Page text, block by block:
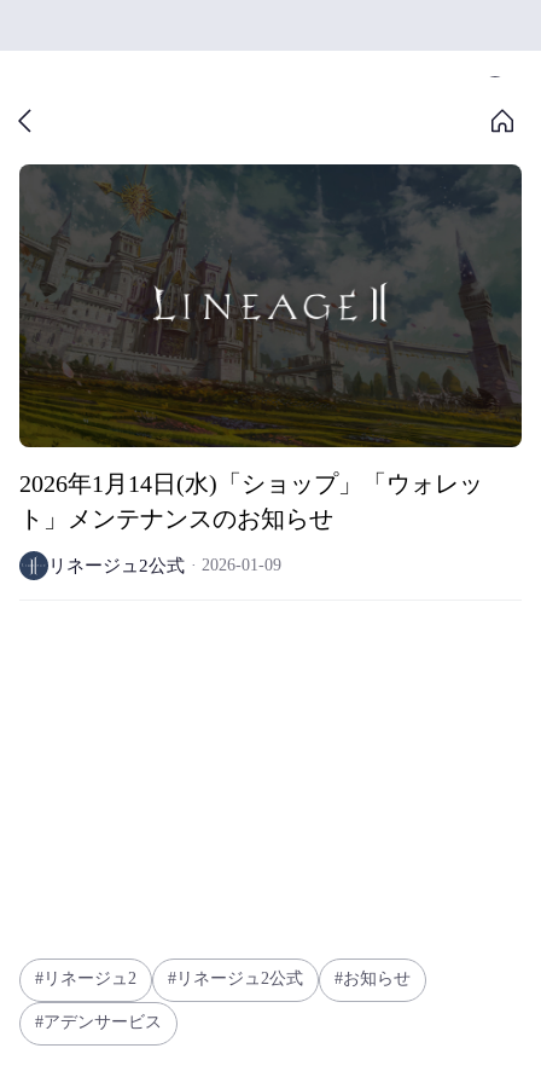
2026年1月14日(水)「ショップ」「ウォレッ
ト」メンテナンスのお知らせ
リネージュ2公式 2026-01-09
リネージュ2 リネージュ2公式 お知らせ
アデンサービス